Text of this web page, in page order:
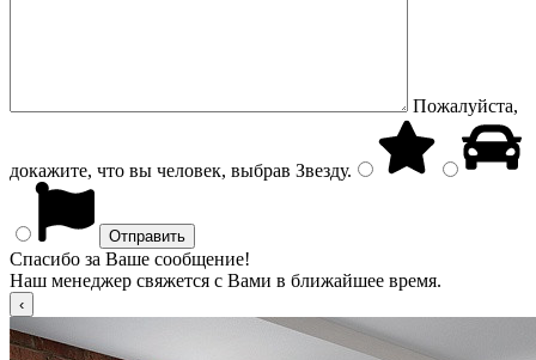
Пожалуйста,
докажите, что вы человек, выбрав Звезду.
Спасибо за Ваше сообщение!
Наш менеджер свяжется с Вами в ближайшее время.